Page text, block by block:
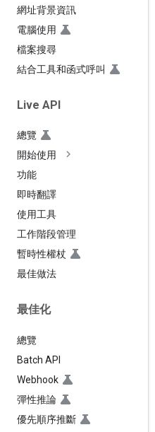
網址背景資訊
電腦使用
檔案搜尋
結合工具和函式呼叫
Live API
總覽
開始使用
功能
即時翻譯
使用工具
工作階段管理
暫時性權杖
最佳做法
最佳化
總覽
Batch API
Webhook
彈性推論
優先順序推斷